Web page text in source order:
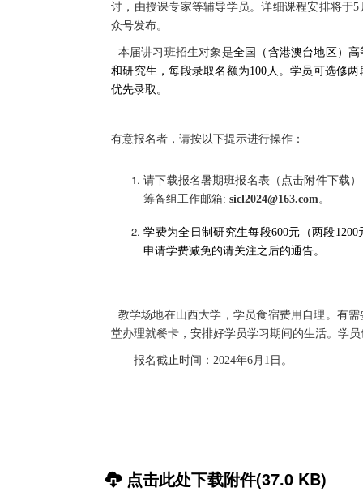
讨，由授课专家等辅导学员。详细课程安排将于5
众号发布。
本届讲习班招生对象是全国（含港澳台地区）
和研究生，每段录取名额为100 人。学员可选修
优先录取。
有意报名者，请按以下提示进行操作：
请下载报名暑期班报名表（点击附件下载
筹备组工作邮箱:sicl2024@163.com。
学费为全日制研究生每段600元（两段1200
申请学费减免的请关注之后的通告。
教学场地在山西大学，学员食宿费用自理。有
堂办理就餐卡 ，安排好学员学习期间的生活。学
报名截止时间：2024年6月 1 日。
点击此处下载附件(37.0 KB)